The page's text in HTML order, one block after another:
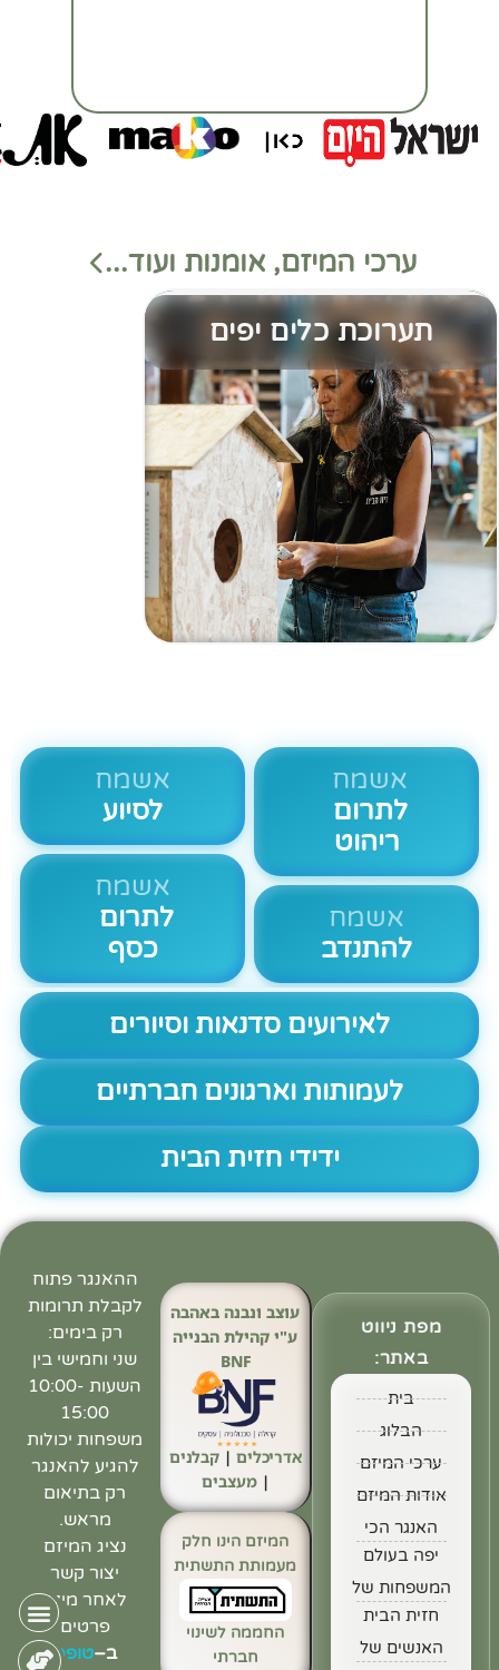
ערכי המיזם, אומנות ועוד...
תערוכת כלים יפים
אשמח
לתרום
ריהוט
אשמח
להתנדב
אשמח
לסיוע
אשמח
לתרום
כסף
לאירועים סדנאות וסיורים
לעמותות וארגונים חברתיים
ידידי חזית הבית
מפת ניווט
באתר:
בית
הבלוג
ערכי המיזם
אודות המיזם
האנגר הכי
יפה בעולם
המשפחות של
חזית הבית
האנשים של
ההאנגר פתוח
לקבלת תרומות
רק בימים:
שני וחמישי בין
השעות 10:00-
15:00
משפחות יכולות
להגיע להאנגר
רק בתיאום
מראש.
נציג המיזם
יצור קשר
לאחר מילוי
פרטים
ב–טופס
עוצב ונבנה באהבה
ע"י קהילת הבנייה
BNF
אדריכלים | קבלנים
|מעצבים
המיזם הינו חלק
מעמותת התשתית
החממה לשינוי
חברתי